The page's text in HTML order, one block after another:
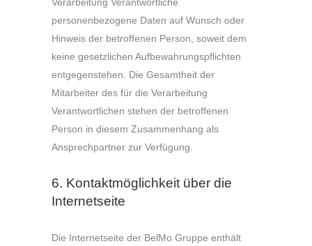
personenbezogene Daten auf Wunsch oder
Hinweis der betroffenen Person, soweit dem
keine gesetzlichen Aufbewahrungspflichten
entgegenstehen. Die Gesamtheit der
Mitarbeiter des für die Verarbeitung
Verantwortlichen stehen der betroffenen
Person in diesem Zusammenhang als
Ansprechpartner zur Verfügung.
6. Kontaktmöglichkeit über die
Internetseite
Die Internetseite der BelMo Gruppe enthält